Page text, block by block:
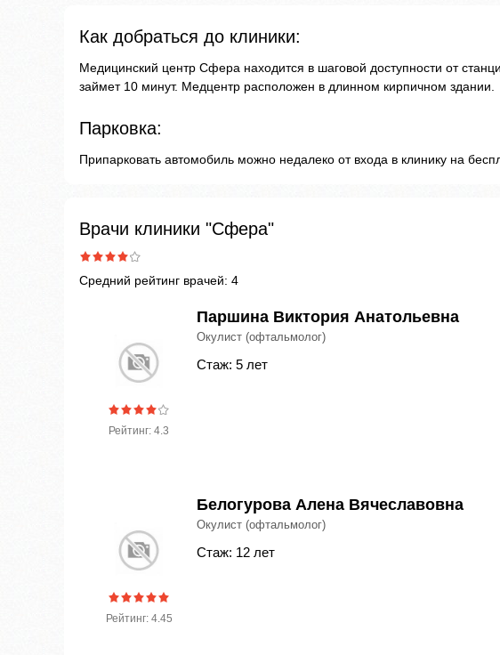
Как добраться до клиники:
Медицинский центр Сфера находится в шаговой доступности от
займет 10 минут. Медцентр расположен в длинном кирпичном здании.
Парковка:
Припарковать автомобиль можно недалеко от входа в клинику на
Врачи клиники "Сфера"
Средний рейтинг врачей: 4
Рейтинг: 4.3
Паршина Виктория Анатольевна
Окулист (офтальмолог)
Стаж: 5 лет
Рейтинг: 4.45
Белогурова Алена Вячеславовна
Окулист (офтальмолог)
Стаж: 12 лет